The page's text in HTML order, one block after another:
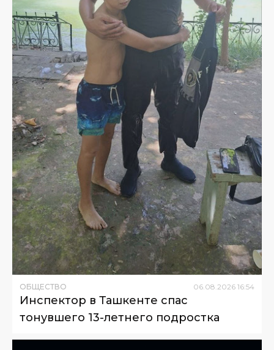
ОБЩЕСТВО 06 08 2026 16:54
Инспектор в Ташкенте спас
тонувшего 13-летнего подростка